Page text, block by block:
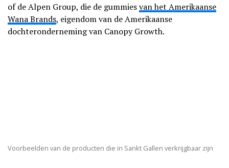
of de Alpen Group, die de gummiesvan het Amerikaanse
Wana Brands, eigendom van de Amerikaanse
dochteronderneming van Canopy Growth.
Voorbeelden van de producten die in Sankt Gallen verkrijgbaar zijn